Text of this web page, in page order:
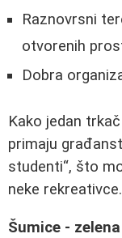
Raznovrsni
otvorenih
Dobra
Kako jedan
primaju
studenti , što
neke rekreativce.
Šumice -